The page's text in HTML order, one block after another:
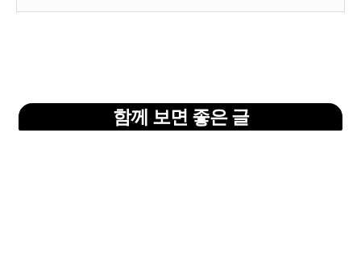
함께 보면 좋은 글